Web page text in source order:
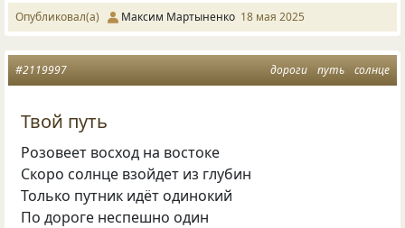
Опубликовал(а) Максим Мартыненко 18 мая 2025
дороги путь солнце
#2119997
Твой путь
Розовеет восход на востоке
Скоро солнце взойдет из глубин
Только путник идёт одинокий
По дороге неспешно один